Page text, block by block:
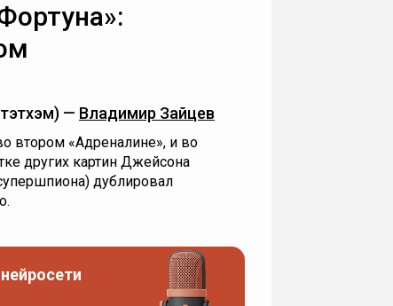
— Владимир Зайцев
втором «Адреналине», и во
других картин Джейсона
дублировал